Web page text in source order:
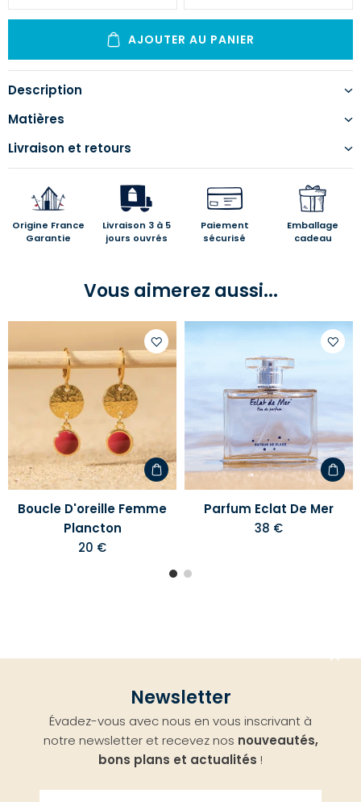
AJOUTER AU PANIER
Description
Matières
Livraison et retours
Origine France
Garantie
Livraison 3 à 5
jours ouvrés
Paiement
sécurisé
Emballage
cadeau
Vous aimerez aussi...
Ajouter
d'envies
Boucle D'oreille Femme
Plancton
20 €
Parfum Eclat De Mer
38 €
Newsletter
Évadez-vous avec nous en vous inscrivant à
notre newsletter et recevez nos nouveautés,
bons plans et actualités !